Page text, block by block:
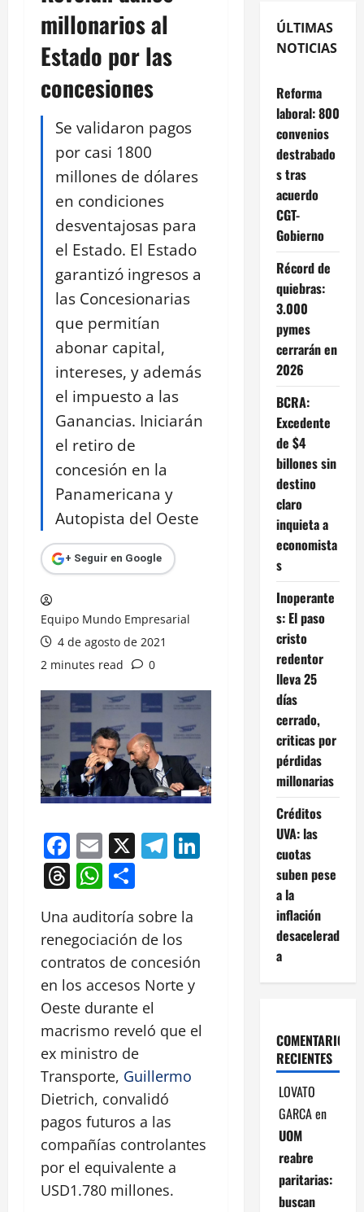
millonarios al
Estado por las
concesiones
Se validaron pagos
por casi 1800
millones de dólares
en condiciones
desventajosas para
el Estado. El Estado
garantizó ingresos a
las Concesionarias
que permitían
abonar capital,
intereses, y además
el impuesto a las
Ganancias. Iniciarán
el retiro de
concesión en la
Panamericana y
Autopista del Oeste
+ Seguir en Google
Equipo Mundo Empresarial
4 de agosto de 2021
2 minutes read
0
Facebook
Email
X Telegram
LinkedIn
Threads
WhatsApp
Una auditoría sobre la
renegociación de los
contratos de concesión
en los accesos Norte y
Oeste durante el
macrismo reveló que el
ex ministro de
Transporte, Guillermo
Dietrich, convalidó
pagos futuros a las
compañías controlantes
por el equivalente a
USD1.780 millones.
ÚLTIMAS
NOTICIAS
Reforma
laboral: 800
convenios
destrabado
s tras
acuerdo
CGT-
Gobierno
Récord de
quiebras:
3.000
pymes
cerrarán en
2026
BCRA:
Excedente
de $4
billones sin
destino
claro
inquieta a
economista
s
Inoperante
s: El paso
cristo
redentor
lleva 25
días
cerrado,
criticas por
pérdidas
millonarias
Créditos
UVA: las
cuotas
suben pese
a la
inflación
desacelerad
a
COMENTARIOS
RECIENTES
LOVATO
GARCAen
UOM
reabre
paritarias:
buscan